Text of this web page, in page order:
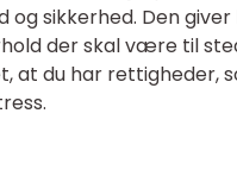
og sikkerhed. Den
der skal være til
at du har rettigheder,